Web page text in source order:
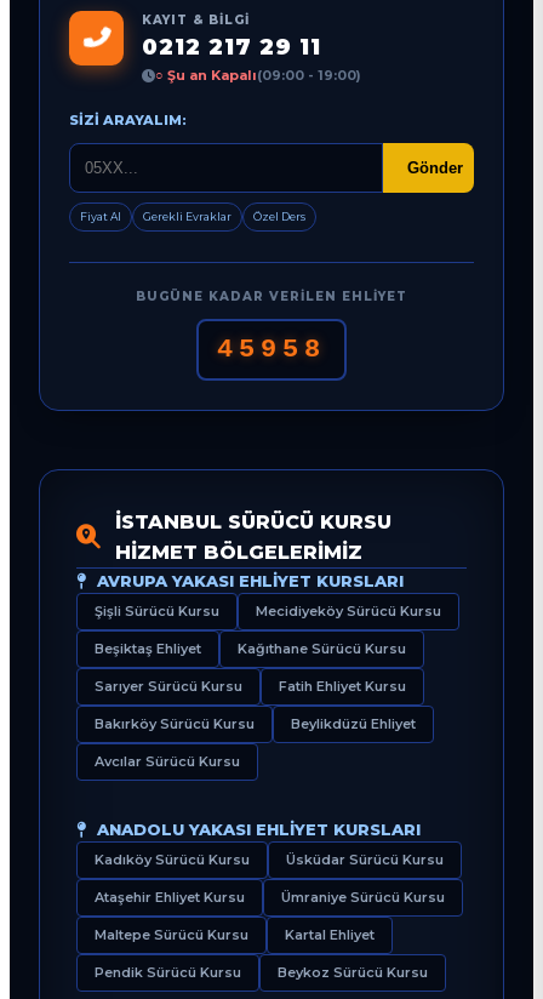
KAYIT & BILGI
0212 217 29 11
○ Şu an Kapalı(09:00 - 19:00)
SIZI ARAYALIM:
Gönder
Fiyat Al Gerekli Evraklar Özel Ders
BUGÜNE KADAR VERILEN EHLIYET
45958
İSTANBUL SÜRÜCÜ KURSU
HIZMET BÖLGELERIMIZ
AVRUPA YAKASI EHLIYET KURSLARI
Şişli Sürücü Kursu Mecidiyeköy Sürücü Kursu
Beşiktaş Ehliyet Kağıthane Sürücü Kursu
Sarıyer Sürücü Kursu Fatih Ehliyet Kursu
Bakırköy Sürücü Kursu Beylikdüzü Ehliyet
Avcılar Sürücü Kursu
ANADOLU YAKASI EHLIYET KURSLARI
Kadıköy Sürücü Kursu Üsküdar Sürücü Kursu
Ataşehir Ehliyet Kursu Ümraniye Sürücü Kursu
Maltepe Sürücü Kursu Kartal Ehliyet
Pendik Sürücü Kursu Beykoz Sürücü Kursu